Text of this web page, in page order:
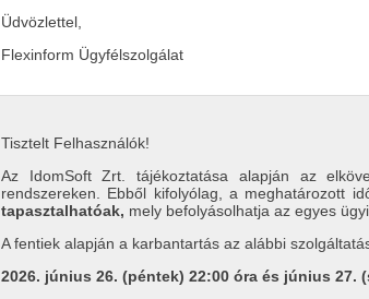
Üdvözlettel,
Flexinform Ügyfélszolgálat
Tisztelt Felhasználók!
Az IdomSoft Zrt. tájékoztatása alapján az
rendszereken. Ebből kifolyólag, a meghatározott
tapasztalhatóak, mely befolyásolhatja az egyes
A fentiek alapján a karbantartás az alábbi
2026. június 26. (péntek) 22:00 óra és június 27.